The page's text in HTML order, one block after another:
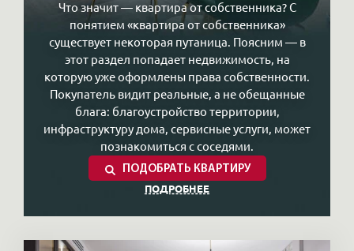
Что значит — квартира от собственника? С
понятием «квартира от собственника»
существует некоторая путаница. Поясним — в
этот раздел попадает недвижимость, на
которую уже оформлены права собственности.
Покупатель видит реальные, а не обещанные
блага: благоустройство территории,
инфраструктуру дома, сервисные услуги, может
познакомиться с соседями.
ПОДОБРАТЬ КВАРТИРУ
ПОДРОБНЕЕ
Либо строящаяся недвижимость, которую